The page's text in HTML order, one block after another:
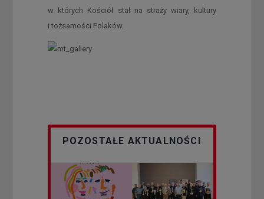
w których Kościół stał na straży wiary, kultury
i tożsamości Polaków.
POZOSTAŁE AKTUALNOŚCI